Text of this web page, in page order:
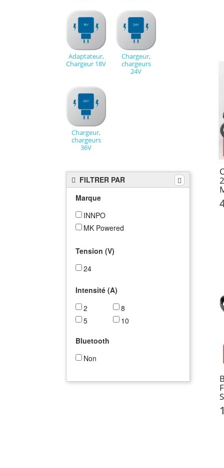
Adaptateur,
Chargeur 18V
Chargeur,
chargeurs
24V
Chargeur,
chargeurs
36V
FILTRER PAR
Marque
INNPO
MK Powered
Tension (V)
24
Intensité (A)
2
5
8
10
Bluetooth
Non